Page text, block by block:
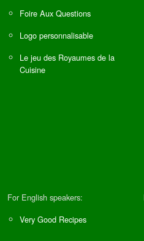
Foire Aux Questions
Logo personnalisable
Le jeu des Royaumes de la
Cuisine
For English speakers:
Very Good Recipes